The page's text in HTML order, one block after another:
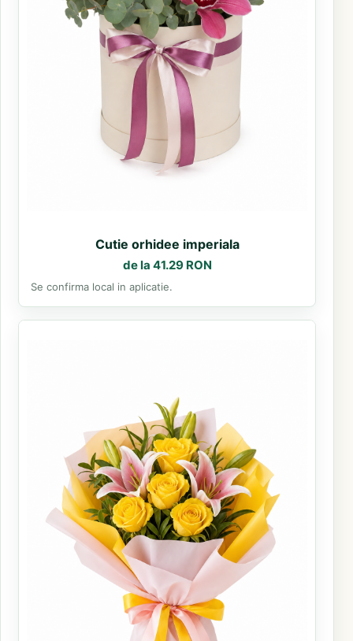
Cutie orhidee imperiala
de la 41.29 RON
Se confirma local in aplicatie.